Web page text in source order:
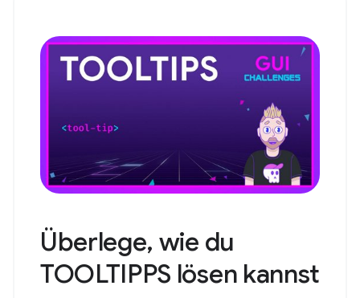
Überlege, wie du
TOOLTIPPS lösen kannst